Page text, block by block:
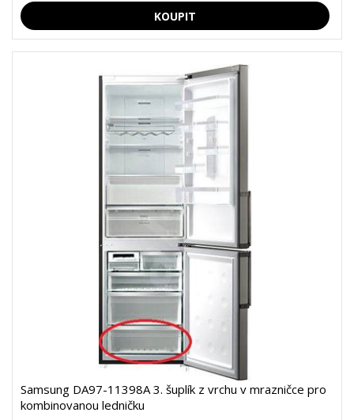
Samsung DA97-11398A 3. šuplík z vrchu v mrazničce pro
kombinovanou ledničku